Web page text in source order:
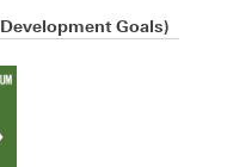
Goals)